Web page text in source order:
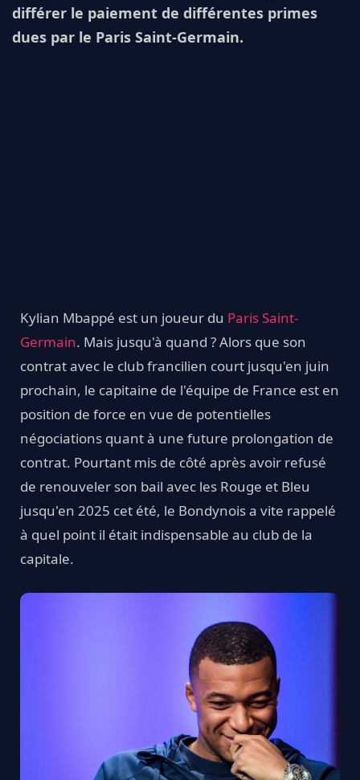
différer le paiement de différentes primes
dues par le Paris Saint-Germain.
Kylian Mbappé est un joueur du Paris Saint-
Germain. Mais jusqu'à quand ? Alors que son
contrat avec le club francilien court jusqu'en juin
prochain, le capitaine de l'équipe de France est en
position de force en vue de potentielles
négociations quant à une future prolongation de
contrat. Pourtant mis de côté après avoir refusé
de renouveler son bail avec les Rouge et Bleu
jusqu'en 2025 cet été, le Bondynois a vite rappelé
à quel point il était indispensable au club de la
capitale.